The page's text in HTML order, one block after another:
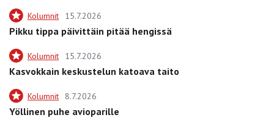
Kolumnit 15.7.2026
Pikku tippa päivittäin pitää hengissä
Kolumnit 15.7.2026
Kasvokkain keskustelun katoava taito
Kolumnit 8.7.2026
Yöllinen puhe avioparille